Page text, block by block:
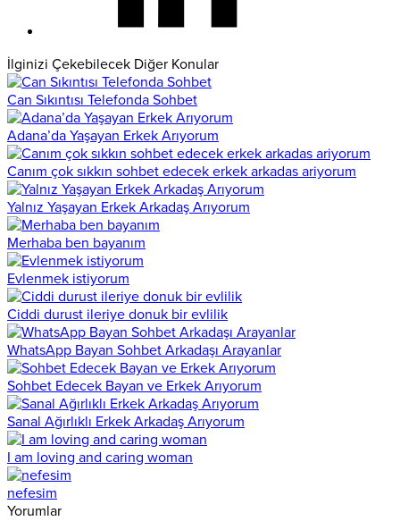
İlginizi Çekebilecek Diğer Konular
Can Sıkıntısı Telefonda Sohbet
Adana’da Yaşayan Erkek Arıyorum
Canım çok sıkkın sohbet edecek erkek arkadas ariyorum
Yalnız Yaşayan Erkek Arkadaş Arıyorum
Merhaba ben bayanım
Evlenmek istiyorum
Ciddi durust ileriye donuk bir evlilik
WhatsApp Bayan Sohbet Arkadaşı Arayanlar
Sohbet Edecek Bayan ve Erkek Arıyorum
Sanal Ağırlıklı Erkek Arkadaş Arıyorum
I am loving and caring woman
nefesim
Yorumlar